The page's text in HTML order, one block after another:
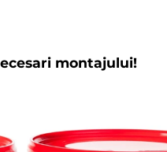
montajului!